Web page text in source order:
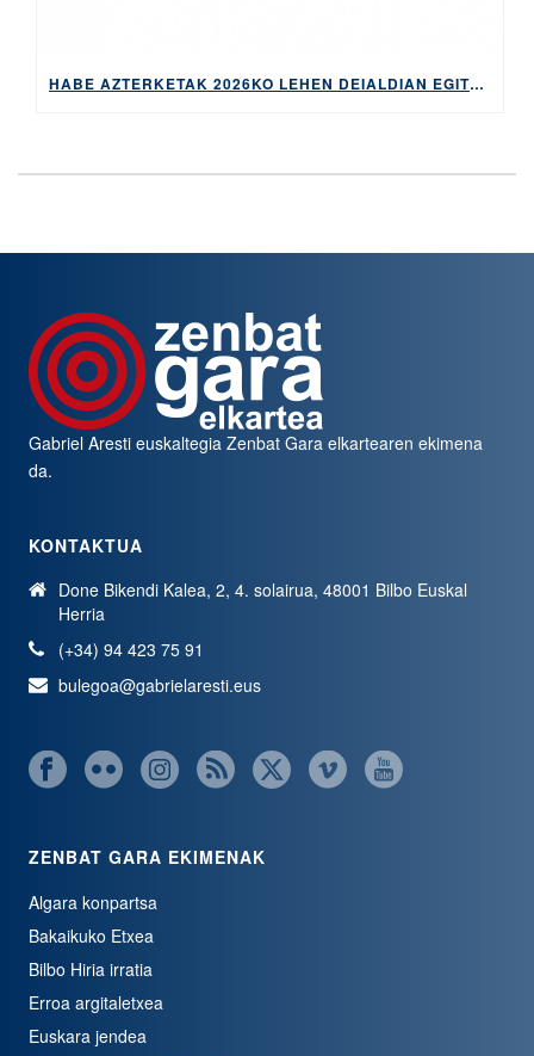
HABE AZTERKETAK 2026KO LEHEN DEIALDIAN EGITEKO MATRIKULA-EPEA, APIRILAREN 9TIK 14RA EGONGO DA ZABALIK
Gabriel Aresti euskaltegiaZenbat Gara elkartearen ekimena
da.
KONTAKTUA
Done Bikendi Kalea, 2, 4. solairua, 48001 Bilbo Euskal
Herria
(+34) 94 423 75 91
bulegoa@gabrielaresti.eus
ZENBAT GARA EKIMENAK
Algara konpartsa
Bakaikuko Etxea
Bilbo Hiria irratia
Erroa argitaletxea
Euskara jendea